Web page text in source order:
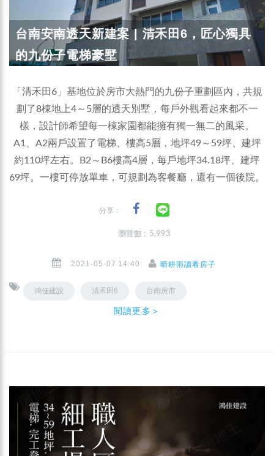
台南安南透天新建案 | 清禾田6，匠心獨具
的九份子電梯豪墅
「清禾田6」基地位於房市大熱門的九份子重劃區內，共規
劃了8棟地上4～5層的透天別墅，每戶外觀看起來都不一
樣，設計師希望每一棟家園都能擁有獨一無二的風采。
A1、A2兩戶設置了電梯、樓高5層，地坪49～59坪、建坪
約110坪左右。B2～B6樓高4層，每戶地坪34.18坪、建坪
69坪。一樓可停放單車，可規劃為客餐廳，還有一個後院。
分享：
瀏覽數 : 5,993
2021-05-07 14:40 晴耕雨讀看房子
鴻佳建設 清禾田6 台南房市
閱讀更多＞